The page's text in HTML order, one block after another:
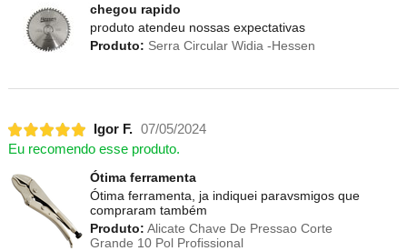
chegou rapido
produto atendeu nossas expectativas
Produto: Serra Circular Widia -Hessen
Igor F. 07/05/2024
Eu recomendo esse produto.
Ótima ferramenta
Ótima ferramenta, ja indiquei paravsmigos que
compraram também
Produto: Alicate Chave De Pressao Corte
Grande 10 Pol Profissional